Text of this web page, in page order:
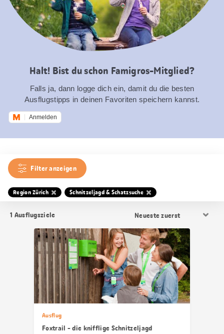
Halt! Bist du schon Famigros-Mitglied?
Falls ja, dann logge dich ein, damit du die besten
Ausflugstipps in deinen Favoriten speichern kannst.
Anmelden
Filter anzeigen
Region Zürich Schnitzeljagd & Schatzsuche
1 Ausflugsziele
Sortierung
Ausflug
Foxtrail - die knifflige Schnitzeljagd